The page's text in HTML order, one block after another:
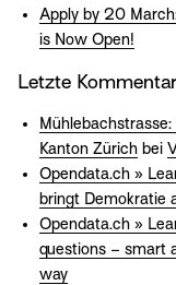
Apply by 20
is Now Open!
Letzte
Kanton Zürich bei
Opendata.ch »
bringt Demokratie
Opendata.ch »
questions – smart
way